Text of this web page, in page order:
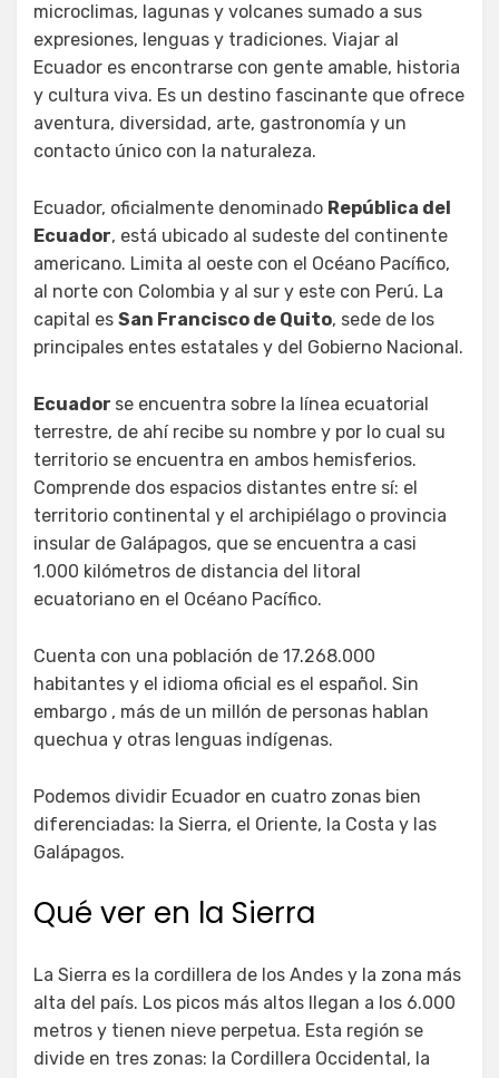
microclimas, lagunas y volcanes sumado a sus
expresiones, lenguas y tradiciones. Viajar al
Ecuador es encontrarse con gente amable, historia
y cultura viva. Es un destino fascinante que ofrece
aventura, diversidad, arte, gastronomía y un
contacto único con la naturaleza.
Ecuador, oficialmente denominado República del
Ecuador, está ubicado al sudeste del continente
americano. Limita al oeste con el Océano Pacífico,
al norte con Colombia y al sur y este con Perú. La
capital es San Francisco de Quito, sede de los
principales entes estatales y del Gobierno Nacional.
Ecuador se encuentra sobre la línea ecuatorial
terrestre, de ahí recibe su nombre y por lo cual su
territorio se encuentra en ambos hemisferios.
Comprende dos espacios distantes entre sí: el
territorio continental y el archipiélago o provincia
insular de Galápagos, que se encuentra a casi
1.000 kilómetros de distancia del litoral
ecuatoriano en el Océano Pacífico.
Cuenta con una población de 17.268.000
habitantes y el idioma oficial es el español. Sin
embargo , más de un millón de personas hablan
quechua y otras lenguas indígenas.
Podemos dividir Ecuador en cuatro zonas bien
diferenciadas: la Sierra, el Oriente, la Costa y las
Galápagos.
Qué ver en la Sierra
La Sierra es la cordillera de los Andes y la zona más
alta del país. Los picos más altos llegan a los 6.000
metros y tienen nieve perpetua. Esta región se
divide en tres zonas: la Cordillera Occidental, la